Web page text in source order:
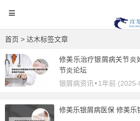
首页 > 达木标签文章
修美乐治疗银屑病关节炎
节炎论坛
银屑病资讯 •1年前
修美乐银屑病医保 修美乐